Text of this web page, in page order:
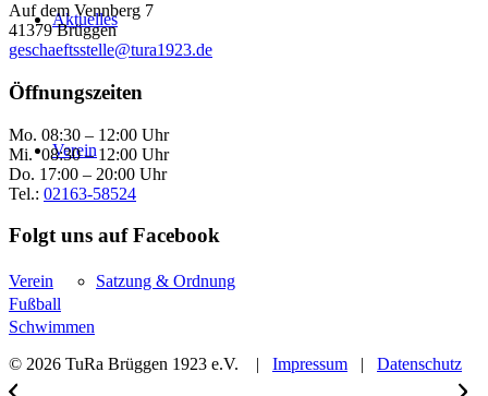
Aktuelles
Verein
Satzung & Ordnung
Auf dem Vennberg 7
41379 Brüggen
geschaeftsstelle@tura1923.de
Öffnungszeiten
Mo. 08:30 – 12:00 Uhr
Mi. 08:30 – 12:00 Uhr
Do. 17:00 – 20:00 Uhr
Tel.: 02163-58524
Folgt uns auf Facebook
Verein
Fußball
Schwimmen
© 2026 TuRa Brüggen 1923 e.V. | Impressum | Datenschutz